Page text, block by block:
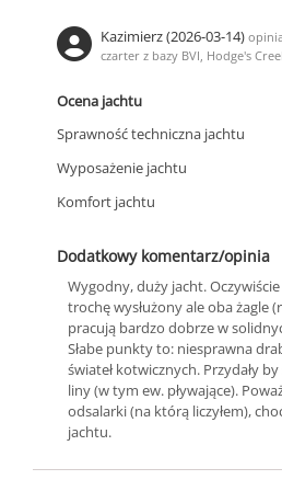
Kazimierz (2026-03-14)
czarter z bazy BVI, Hodge's
Ocena jachtu
Sprawność techniczna jachtu
Wyposażenie jachtu
Komfort jachtu
Dodatkowy komentarz/opinia
Wygodny, duży jacht.
trochę wysłużony ale oba żagle
pracują bardzo dobrze w
Słabe punkty to: niesprawna
świateł kotwicznych. Przydały
liny (w tym ew. pływające).
odsalarki (na którą liczyłem),
jachtu.